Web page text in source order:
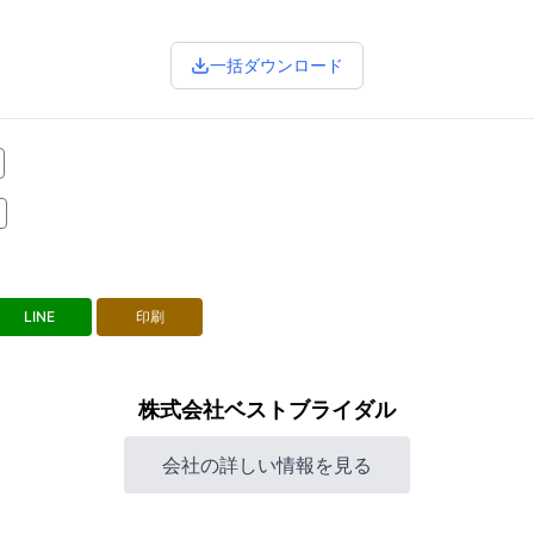
一括ダウンロード
LINE 印刷
株式会社ベストブライダル
会社の詳しい情報を見る